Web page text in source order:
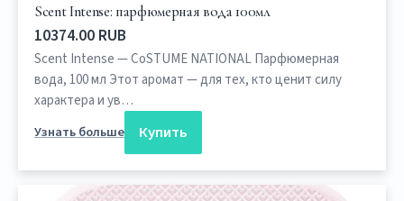
Scent Intense: парфюмерная вода 100мл
10374.00 RUB
Scent Intense — CoSTUME NATIONAL Парфюмерная
вода, 100 мл Этот аромат — для тех, кто ценит силу
характера и ув…
Узнать больше
Купить